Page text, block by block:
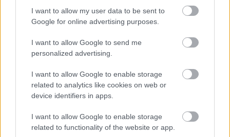
I want to allow my user data to be sent to
Google for online advertising purposes.
I want to allow Google to send me
personalized advertising.
I want to allow Google to enable storage
related to analytics like cookies on web or
device identifiers in apps.
I want to allow Google to enable storage
related to functionality of the website or app.